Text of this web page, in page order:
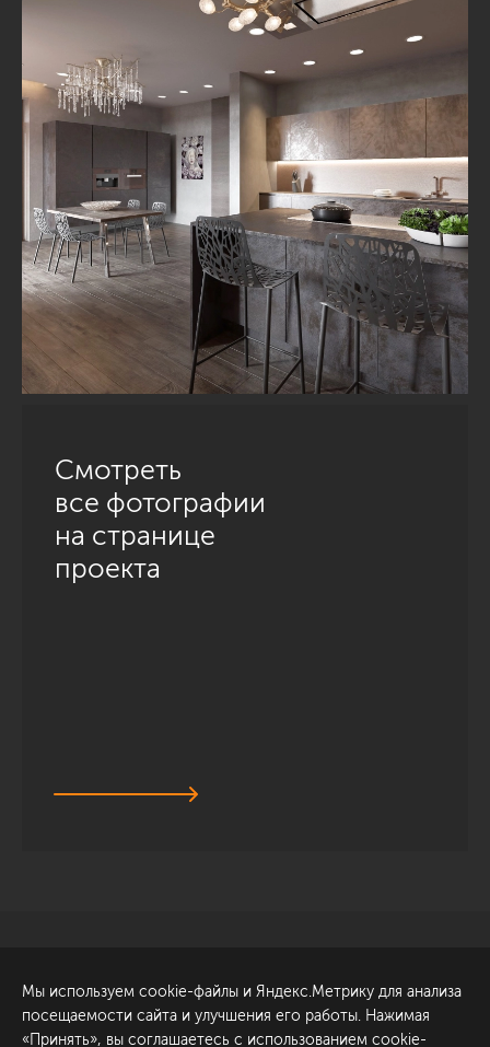
Смотреть
все фотографии
на странице
проекта
Обсудить проект
ул. Академика Павлова, 6
к1
Мы используем cookie-файлы и Яндекс.Метрику для анализа
посещаемости сайта и улучшения его работы. Нажимая
«Принять», вы соглашаетесь с использованием cookie-